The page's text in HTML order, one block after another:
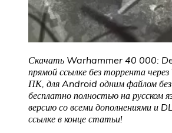
Скачать Warhammer 40 000:
прямой ссылке без торрента
ПК, для Android одним файлом без
бесплатно полностью на русском
версию со всеми дополнениями и
ссылке в конце статьи!